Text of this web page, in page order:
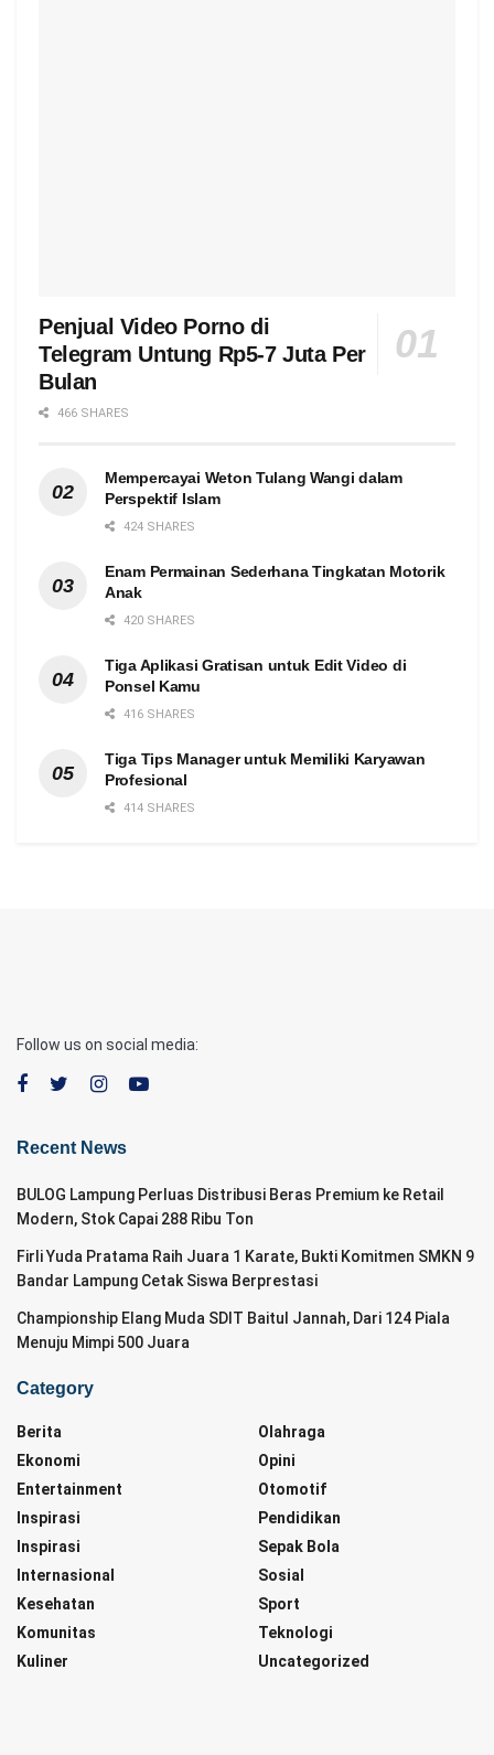
Penjual Video Porno di
Telegram Untung Rp5-7 Juta Per
Bulan
466 SHARES
Mempercayai Weton Tulang Wangi dalam
Perspektif Islam
424 SHARES
Enam Permainan Sederhana Tingkatan Motorik
Anak
420 SHARES
Tiga Aplikasi Gratisan untuk Edit Video di
Ponsel Kamu
416 SHARES
Tiga Tips Manager untuk Memiliki Karyawan
Profesional
414 SHARES
Follow us on social media:
Recent News
BULOG Lampung Perluas Distribusi Beras Premium ke Retail
Modern, Stok Capai 288 Ribu Ton
Firli Yuda Pratama Raih Juara 1 Karate, Bukti Komitmen SMKN 9
Bandar Lampung Cetak Siswa Berprestasi
Championship Elang Muda SDIT Baitul Jannah, Dari 124 Piala
Menuju Mimpi 500 Juara
Category
Berita
Ekonomi
Entertainment
Inspirasi
Inspirasi
Internasional
Kesehatan
Komunitas
Kuliner
Olahraga
Opini
Otomotif
Pendidikan
Sepak Bola
Sosial
Sport
Teknologi
Uncategorized